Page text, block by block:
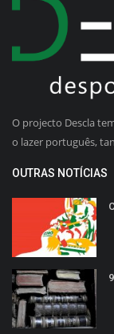
O projecto Descla
o lazer português,
OUTRAS NOTÍCIAS